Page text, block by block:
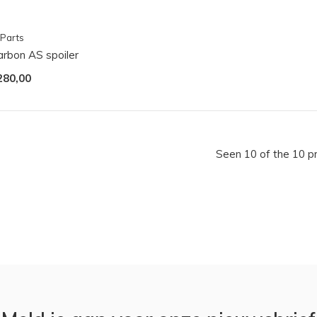
AS spoiler
Seen 10 of the 10